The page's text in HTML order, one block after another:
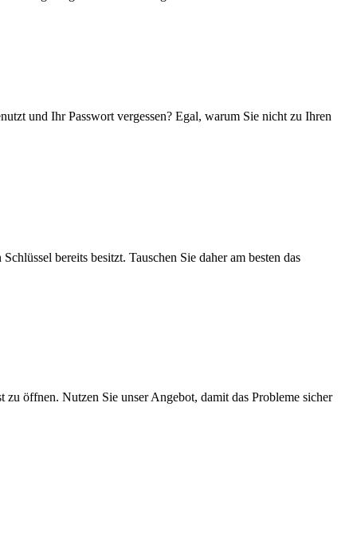
und Ihr Passwort vergessen? Egal, warum Sie nicht zu Ihren
bereits besitzt. Tauschen Sie daher am besten das
öffnen. Nutzen Sie unser Angebot, damit das Probleme sicher